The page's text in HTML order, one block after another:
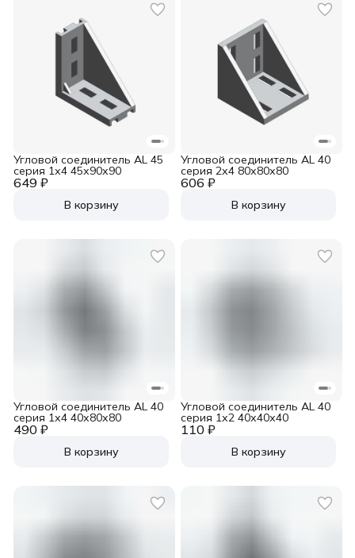
649 ₽
Угловой соединитель AL 45
серия 1х4 45х90х90
В корзину
606 ₽
Угловой соединитель AL 40
серия 2х4 80х80х80
В корзину
490 ₽
Угловой соединитель AL 40
серия 1х4 40х80х80
В корзину
110 ₽
Угловой соединитель AL 40
серия 1х2 40х40х40
В корзину